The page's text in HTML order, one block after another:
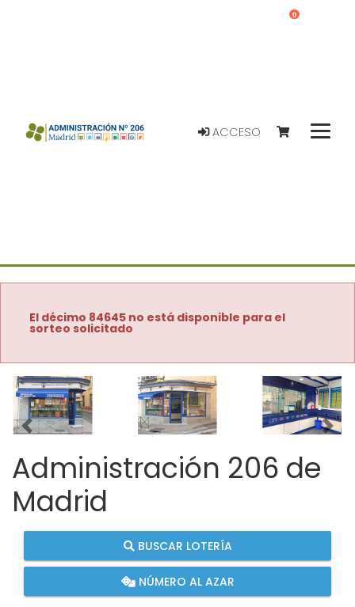
ACCESO
0
El décimo 84645 no está disponible para el
sorteo solicitado
Imagen anterior
Administración 206 de
Madrid
BUSCAR LOTERÍA
NÚMERO AL AZAR